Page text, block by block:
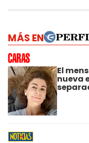
MÁS EN
El
nueva